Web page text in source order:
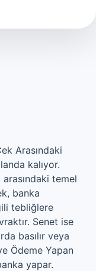
Arasındaki
kalıyor.
temel
banka
tebliğlere
Senet ise
basılır veya
Ödeme Yapan
yapar.